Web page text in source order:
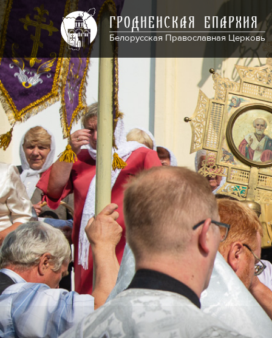
ГРОДНЕНСКАЯ ЕПАРХИЯ
Белорусская Православная Церковь